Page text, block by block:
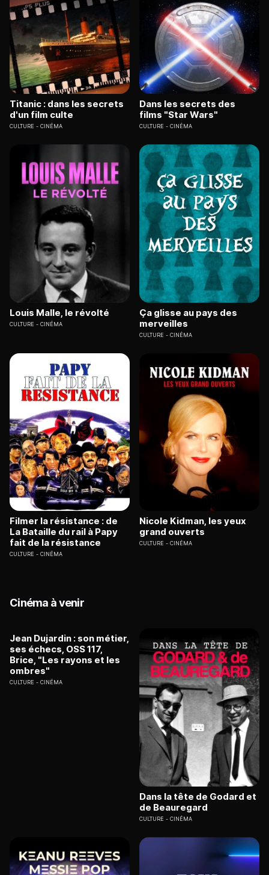
Titanic : dans les secrets
d'un film culte
CULTURE CINÉMA
Dans les secrets des
films "Star Wars"
CULTURE CINÉMA
Louis Malle, le révolté
CULTURE CINÉMA
Ça glisse au pays des
merveilles
CULTURE CINÉMA
Filmer la résistance : de
La Bataille du rail à Papy
fait de la résistance
CULTURE CINÉMA
Nicole Kidman, les yeux
grand ouverts
CULTURE CINÉMA
Cinéma à venir
Jean Dujardin : son métier,
ses échecs, OSS 117,
Brice, "Les rayons et les
ombres"
CULTURE CINÉMA
Dans la tête de Godard et
de Beauregard
CULTURE CINÉMA